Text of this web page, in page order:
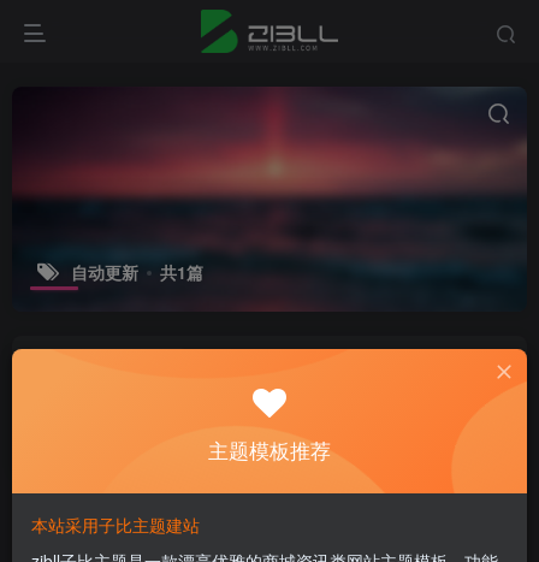
自动更新 共1篇
如何禁止WordPress版本、主题和插件
的自动更新？2种方法
网站教程
4年前
主题模板推荐
本站采用子比主题建站